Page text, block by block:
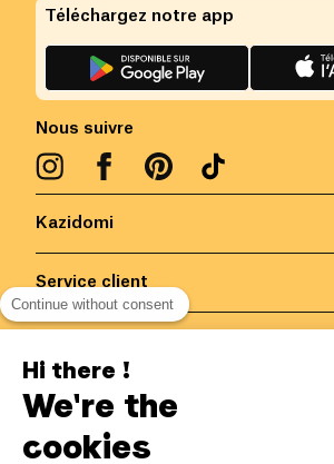
Kazidomi
Service client
Nous suivre
Téléchargez notre app
Belgique/FR
Continue without consent
Hi there !
We're the
cookies